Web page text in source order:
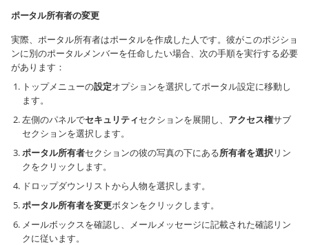
ポータル所有者の変更
実際、ポータル所有者はポータルを作成した人です。彼がこのポジショ
ンに別のポータルメンバーを任命したい場合、次の手順を実行する必要
があります：
トップメニューの設定オプションを選択してポータル設定に移動し
ます。
左側のパネルでセキュリティセクションを展開し、 アクセス権サブ
セクションを選択します。
ポータル所有者セクションの彼の写真の下にある所有者を選択リン
クをクリックします。
ドロップダウンリストから人物を選択します。
ポータル所有者を変更ボタンをクリックします。
メールボックスを確認し、メールメッセージに記載された確認リン
クに従います。